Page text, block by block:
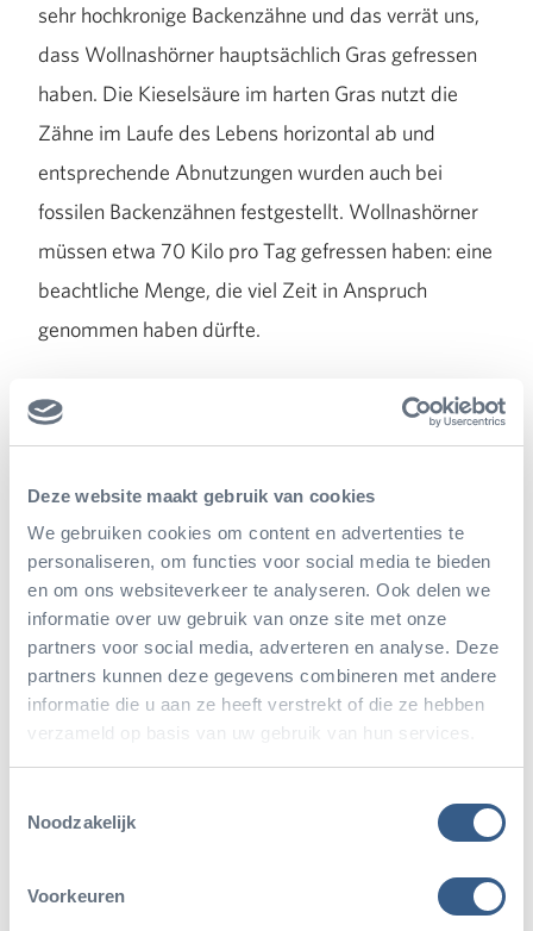
Deze website maakt gebruik van cookies
We gebruiken cookies om content en advertenties te
personaliseren, om functies voor social media te bieden
en om ons websiteverkeer te analyseren. Ook delen we
informatie over uw gebruik van onze site met onze
partners voor social media, adverteren en analyse. Deze
partners kunnen deze gegevens combineren met andere
informatie die u aan ze heeft verstrekt of die ze hebben
verzameld op basis van uw gebruik van hun services.
Noodzakelijk
Voorkeuren
sehr hochkronige Backenzähne und das verrät uns,
dass Wollnashörner hauptsächlich Gras gefressen
haben. Die Kieselsäure im harten Gras nutzt die
Zähne im Laufe des Lebens horizontal ab und
entsprechende Abnutzungen wurden auch bei
fossilen Backenzähnen festgestellt. Wollnashörner
müssen etwa 70 Kilo pro Tag gefressen haben: eine
beachtliche Menge, die viel Zeit in Anspruch
genommen haben dürfte.
Im Permafrost wurden Eismumien dieser Tierart
versteinert ist! Dadurch konnten Untersuchungen
zeigen, dass das Wollnashorn auch Äste, Rinde und
Blätter fraß. Wahrscheinlich hat es im Sommer in
der Mammutsteppe hauptsächlich Gras gefressen,
aber in den mageren Wintern auch viel Rinde und
Äste.
dieser Eiszeittiere untersucht und mit den Zähnen